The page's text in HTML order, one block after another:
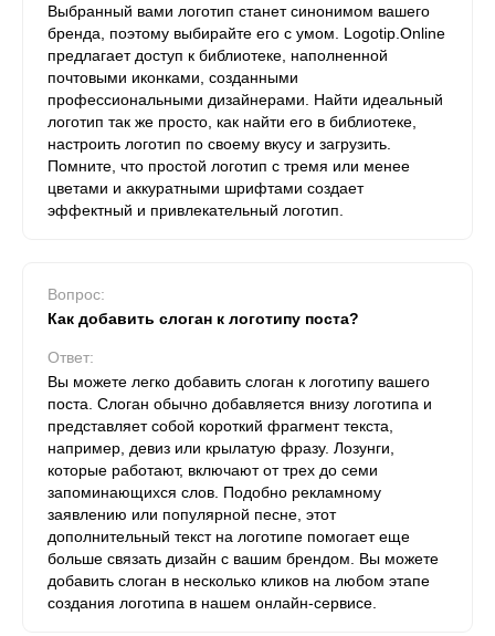
Выбранный вами логотип станет синонимом вашего
бренда, поэтому выбирайте его с умом. Logotip.Online
предлагает доступ к библиотеке, наполненной
почтовыми иконками, созданными
профессиональными дизайнерами. Найти идеальный
логотип так же просто, как найти его в библиотеке,
настроить логотип по своему вкусу и загрузить.
Помните, что простой логотип с тремя или менее
цветами и аккуратными шрифтами создает
эффектный и привлекательный логотип.
Вопрос:
Как добавить слоган к логотипу поста?
Ответ:
Вы можете легко добавить слоган к логотипу вашего
поста. Слоган обычно добавляется внизу логотипа и
представляет собой короткий фрагмент текста,
например, девиз или крылатую фразу. Лозунги,
которые работают, включают от трех до семи
запоминающихся слов. Подобно рекламному
заявлению или популярной песне, этот
дополнительный текст на логотипе помогает еще
больше связать дизайн с вашим брендом. Вы можете
добавить слоган в несколько кликов на любом этапе
создания логотипа в нашем онлайн-сервисе.